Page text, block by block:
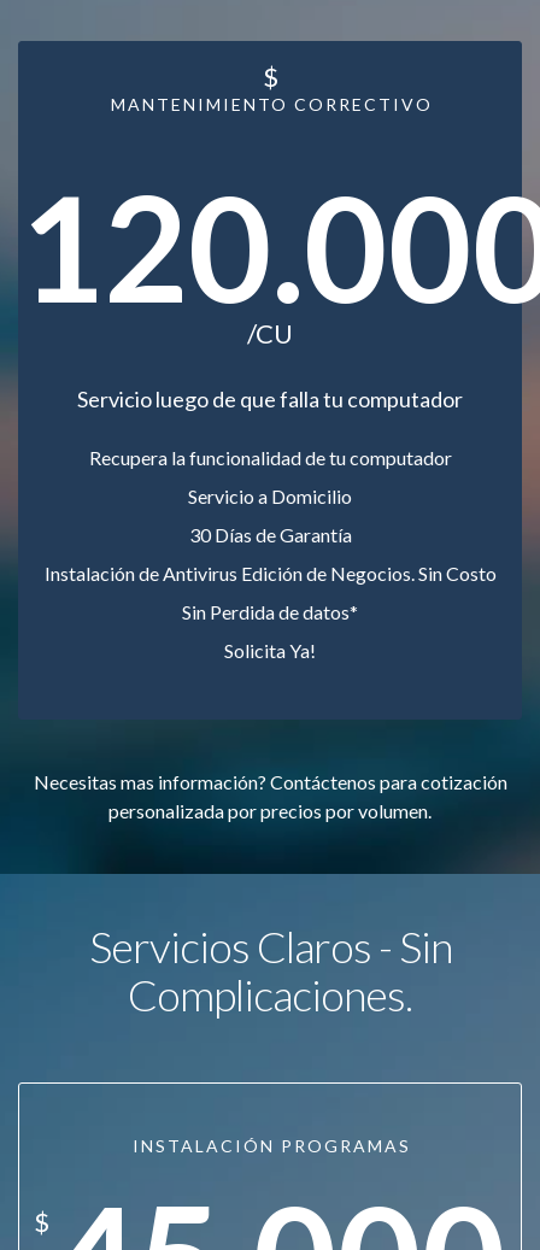
MANTENIMIENTO CORRECTIVO
$
/CU
Servicio luego de que falla tu computador
Recupera la funcionalidad de tu computador
Servicio a Domicilio
30 Días de Garantía
Instalación de Antivirus Edición de Negocios. Sin Costo
Sin Perdida de datos*
Solicita Ya!
Necesitas mas información? Contáctenos para cotización
personalizada por precios por volumen.
Servicios Claros - Sin
Complicaciones.
INSTALACIÓN PROGRAMAS
$